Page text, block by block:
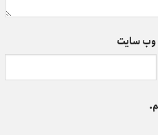
وب‌ سایت